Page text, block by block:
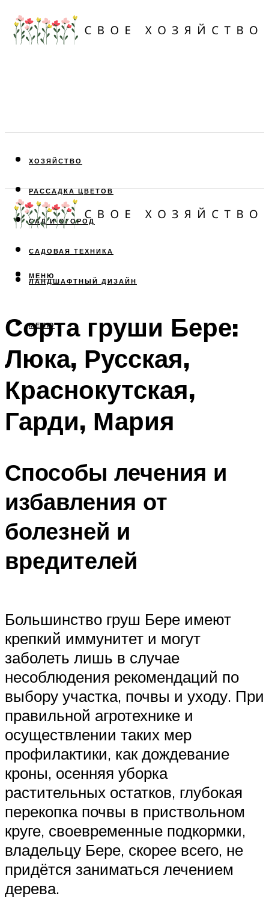
ХОЗЯЙСТВО
РАССАДКА ЦВЕТОВ
САД И ОГОРОД
САДОВАЯ ТЕХНИКА
ЛАНДШАФТНЫЙ ДИЗАЙН
МЕНЮ
МЕНЮ
Сорта груши Бере:
Люка, Русская,
Краснокутская,
Гарди, Мария
Способы лечения и
избавления от
болезней и
вредителей
Большинство груш Бере имеют
крепкий иммунитет и могут
заболеть лишь в случае
несоблюдения рекомендаций по
выбору участка, почвы и уходу. При
правильной агротехнике и
осуществлении таких мер
профилактики, как дождевание
кроны, осенняя уборка
растительных остатков, глубокая
перекопка почвы в приствольном
круге, своевременные подкормки,
владельцу Бере, скорее всего, не
придётся заниматься лечением
дерева.